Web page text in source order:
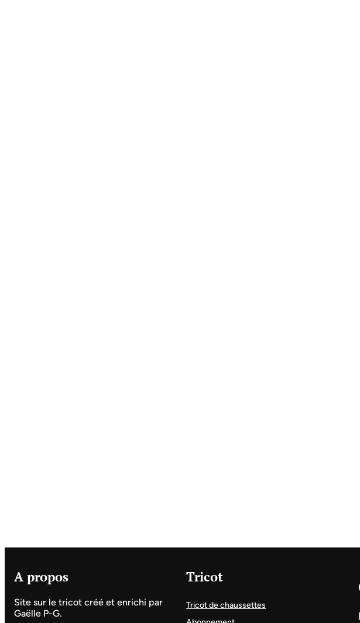
A propos
Site sur le tricot créé et enrichi par
Gaëlle P-G.
Tricot
Tricot de chaussettes